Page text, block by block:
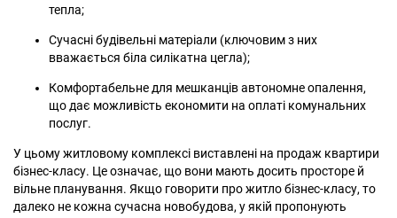
тепла;
Сучасні будівельні матеріали (ключовим з них
вважається біла силікатна цегла);
Комфортабельне для мешканців автономне опалення,
що дає можливість економити на оплаті комунальних
послуг.
У цьому житловому комплексі виставлені на продаж квартири
бізнес-класу. Це означає, що вони мають досить просторе й
вільне планування. Якщо говорити про житло бізнес-класу, то
далеко не кожна сучасна новобудова, у якій пропонують